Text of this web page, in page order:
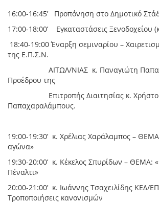
16:00-16:45’ Προπόνηση στο Δημοτικό
17:00-18:00’ Εγκαταστάσεις Ξενοδοχείου
18:40-19:00 Έναρξη σεμιναρίου –
της Ε.Π.Σ.Ν.
ΑΙΤΩΛ/ΝΙΑΣ κ. Παναγιώτη
Προέδρου της
Επιτροπής Διαιτησίας κ.
Παπαχαραλάμπους.
19:00-19:30’ κ. Χρέλιας Χαράλαμπος –
αγώνα»
19:30-20:00’ κ. Κέκελος Σπυρίδων – ΘΕΜΑ:
Πέναλτι»
20:00-21:00’ κ. Ιωάννης Τσαχειλίδης ΚΕΔ/
Τροποποιήσεις κανονισμών